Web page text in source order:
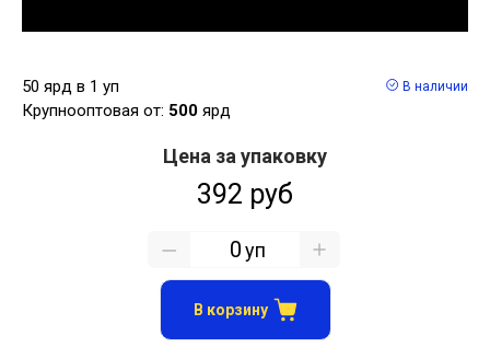
50 ярд в 1 уп
Крупнооптовая от: 500 ярд
В наличии
Цена за упаковку
392 руб
уп
В корзину